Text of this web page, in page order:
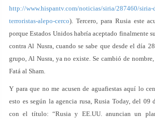
http://www.hispantv.com/noticias/siria/287460/siria-
terroristas-alepo-cerco). Tercero, para Rusia este
porque Estados Unidos habría aceptado finalmente
contra Al Nusra, cuando se sabe que desde el día
grupo, Al Nusra, ya no existe. Se cambió de
Fatá al Sham.
Y para que no me acusen de aguafiestas aquí lo
esto es según la agencia rusa, Rusia Today, del 09
con el título: “Rusia y EE.UU. anuncian un